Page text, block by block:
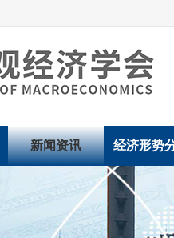
新闻资讯
党建动态
经济形势
经济数据
数说经济